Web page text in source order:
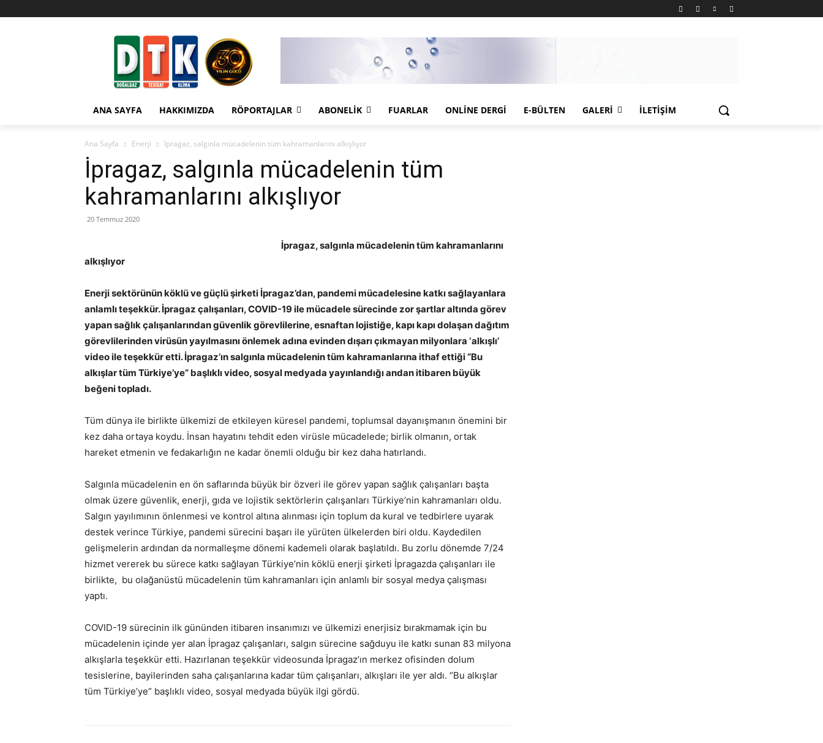
ANA SAYFA HAKKIMIZDA RÖPORTAJLAR ABONELIK FUARLAR ONLINE DERGI E-BÜLTEN GALERI İLETIŞIM
Ana Sayfa Enerji İpragaz, salgınla mücadelenin tüm kahramanlarını alkışlıyor
İpragaz, salgınla mücadelenin tüm
kahramanlarını alkışlıyor
20 Temmuz 2020
İpragaz, salgınla mücadelenin tüm kahramanlarını
alkışlıyor
Enerji sektörünün köklü ve güçlü şirketi İpragaz’dan, pandemi mücadelesine katkı sağlayanlara
anlamlı teşekkür. İpragaz çalışanları, COVID-19 ile mücadele sürecinde zor şartlar altında görev
yapan sağlık çalışanlarından güvenlik görevlilerine, esnaftan lojistiğe, kapı kapı dolaşan dağıtım
görevlilerinden virüsün yayılmasını önlemek adına evinden dışarı çıkmayan milyonlara ‘alkışlı’
video ile teşekkür etti. İpragaz’ın salgınla mücadelenin tüm kahramanlarına ithaf ettiği “Bu
alkışlar tüm Türkiye’ye” başlıklı video, sosyal medyada yayınlandığı andan itibaren büyük
beğeni topladı.
Tüm dünya ile birlikte ülkemizi de etkileyen küresel pandemi, toplumsal dayanışmanın önemini bir
kez daha ortaya koydu. İnsan hayatını tehdit eden virüsle mücadelede; birlik olmanın, ortak
hareket etmenin ve fedakarlığın ne kadar önemli olduğu bir kez daha hatırlandı.
Salgınla mücadelenin en ön saflarında büyük bir özveri ile görev yapan sağlık çalışanları başta
olmak üzere güvenlik, enerji, gıda ve lojistik sektörlerin çalışanları Türkiye’nin kahramanları oldu.
Salgın yayılımının önlenmesi ve kontrol altına alınması için toplum da kural ve tedbirlere uyarak
destek verince Türkiye, pandemi sürecini başarı ile yürüten ülkelerden biri oldu. Kaydedilen
gelişmelerin ardından da normalleşme dönemi kademeli olarak başlatıldı. Bu zorlu dönemde 7/24
hizmet vererek bu sürece katkı sağlayan Türkiye’nin köklü enerji şirketi İpragazda çalışanları ile
birlikte, bu olağanüstü mücadelenin tüm kahramanları için anlamlı bir sosyal medya çalışması
yaptı.
COVID-19 sürecinin ilk gününden itibaren insanımızı ve ülkemizi enerjisiz bırakmamak için bu
mücadelenin içinde yer alan İpragaz çalışanları, salgın sürecine sağduyu ile katkı sunan 83 milyona
alkışlarla teşekkür etti. Hazırlanan teşekkür videosunda İpragaz’ın merkez ofisinden dolum
tesislerine, bayilerinden saha çalışanlarına kadar tüm çalışanları, alkışları ile yer aldı. “Bu alkışlar
tüm Türkiye’ye” başlıklı video, sosyal medyada büyük ilgi gördü.